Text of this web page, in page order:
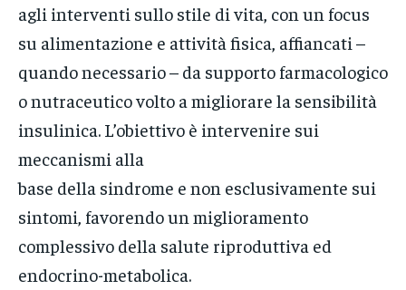
agli interventi sullo stile di vita, con un focus
su alimentazione e attività fisica, affiancati –
quando necessario – da supporto farmacologico
o nutraceutico volto a migliorare la sensibilità
insulinica. L’obiettivo è intervenire sui
meccanismi alla
base della sindrome e non esclusivamente sui
sintomi, favorendo un miglioramento
complessivo della salute riproduttiva ed
endocrino-metabolica.